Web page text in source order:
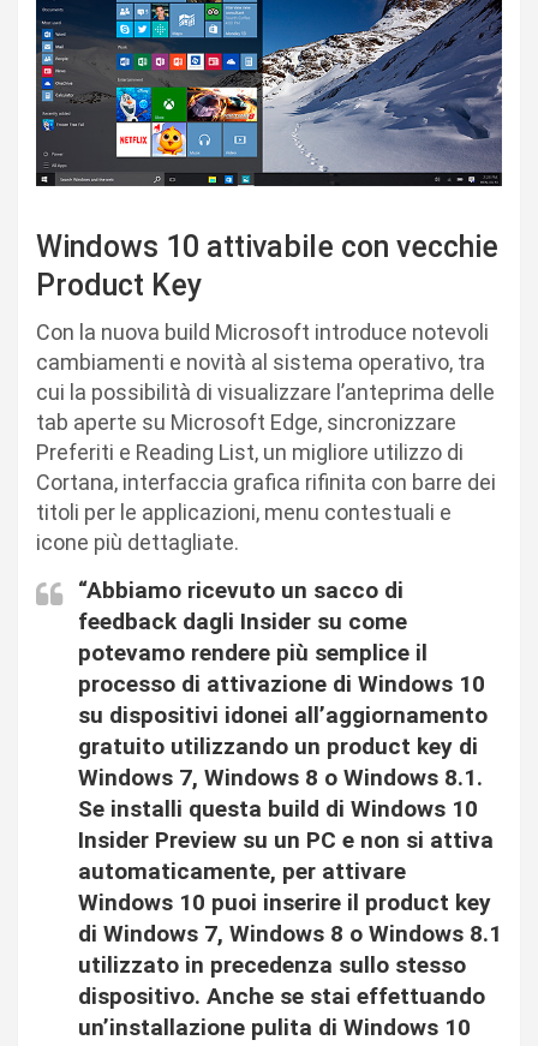
Windows 10 attivabile con vecchie
Product Key
Con la nuova build Microsoft introduce notevoli
cambiamenti e novità al sistema operativo, tra
cui la possibilità di visualizzare l’anteprima delle
tab aperte su Microsoft Edge, sincronizzare
Preferiti e Reading List, un migliore utilizzo di
Cortana, interfaccia grafica rifinita con barre dei
titoli per le applicazioni, menu contestuali e
icone più dettagliate.
“Abbiamo ricevuto un sacco di
feedback dagli Insider su come
potevamo rendere più semplice il
processo di attivazione di Windows 10
su dispositivi idonei all’aggiornamento
gratuito utilizzando un product key di
Windows 7, Windows 8 o Windows 8.1.
Se installi questa build di Windows 10
Insider Preview su un PC e non si attiva
automaticamente, per attivare
Windows 10 puoi inserire il product key
di Windows 7, Windows 8 o Windows 8.1
utilizzato in precedenza sullo stesso
dispositivo. Anche se stai effettuando
un’installazione pulita di Windows 10